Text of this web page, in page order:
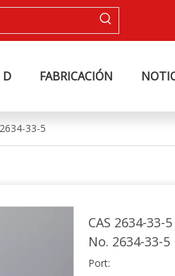
D FABRICACIÓN
33-5
CAS 2634-
No. 2634-33-5
Port: